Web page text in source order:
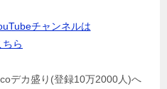
チャンネルは
ちら
デカ盛り(登録10万2000人)へ